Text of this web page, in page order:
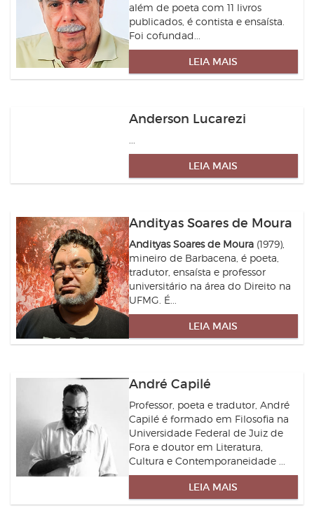
além de poeta com 11 livros
publicados, é contista e ensaísta.
Foi cofundad...
LEIA MAIS
Anderson Lucarezi
LEIA MAIS
Andityas Soares de Moura
Andityas Soares de Moura(1979),
mineiro de Barbacena, é poeta,
tradutor, ensaísta e professor
universitário na área do Direito na
UFMG. É...
LEIA MAIS
André Capilé
Professor, poeta e tradutor, André
Capilé é formado em Filosofia na
Universidade Federal de Juiz de
Fora e doutor em Literatura,
Cultura e Contemporaneidade ...
LEIA MAIS